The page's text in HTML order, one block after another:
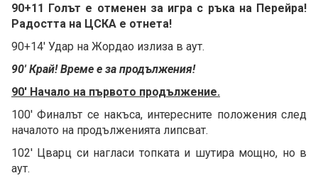
90+11 Голът е отменен за игра с ръка на Перейра!
Радостта на ЦСКА е отнета!
90+14' Удар на Жордао излиза в аут.
90' Край! Време е за продължения!
90' Начало на първото продължение.
100' Финалът се накъса, интересните положения след
началото на продълженията липсват.
102' Цварц си нагласи топката и шутира мощно, но в
аут.